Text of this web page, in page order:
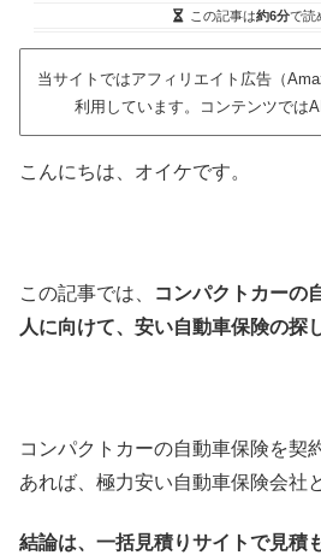
この記事は約6分で読
当サイトではアフィリエイト広告（
利用しています。コンテンツでは
こんにちは、オイケです。
この記事では、
コンパクトカーの
人に向けて、安い自動車保険の探
コンパクトカーの自動車保険を契
あれば、極力安い自動車保険会社
結論は、一括見積りサイトで見積